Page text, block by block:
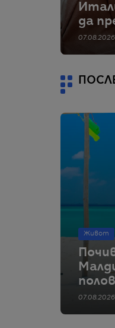
да
Живот
е